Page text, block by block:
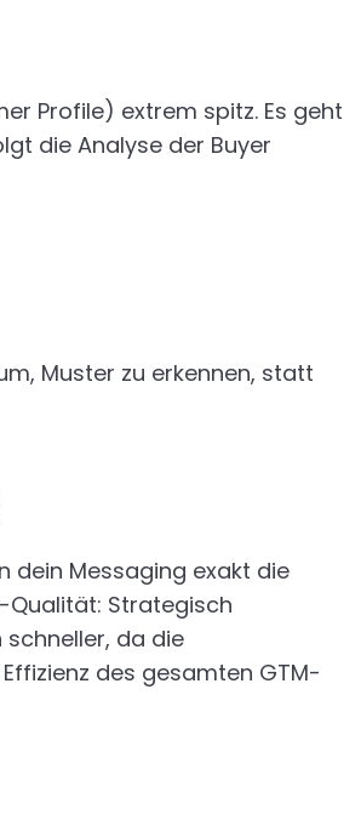
Profile) extrem spitz. Es geht
die Analyse der Buyer
Muster zu erkennen, statt
dein Messaging exakt die
Qualität: Strategisch
da die
des gesamten GTM-